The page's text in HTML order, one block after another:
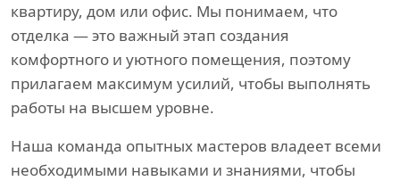
квартиру, дом или офис. Мы понимаем, что
отделка — это важный этап создания
комфортного и уютного помещения, поэтому
прилагаем максимум усилий, чтобы выполнять
работы на высшем уровне.
Наша команда опытных мастеров владеет всеми
необходимыми навыками и знаниями, чтобы